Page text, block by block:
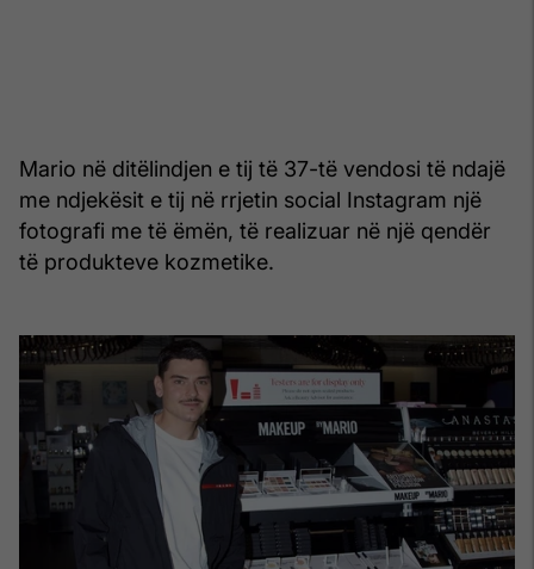
Mario në ditëlindjen e tij të 37-të vendosi të ndajë
me ndjekësit e tij në rrjetin social Instagram një
fotografi me të ëmën, të realizuar në një qendër
të produkteve kozmetike.